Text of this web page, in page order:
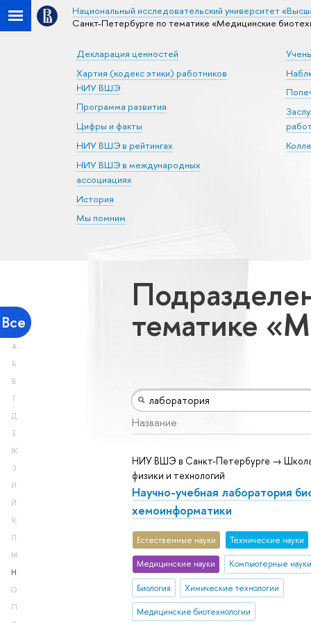
Национальный исследовательский университет
Санкт-Петербурге по тематике «Медицинские
Декларация ценностей
Хартия (кодекс этики) работников
НИУ ВШЭ
Программа развития
Цифры и факты
НИУ ВШЭ в рейтингах
НИУ ВШЭ в международных
ассоциациях
История
Мы помним
Все
А
Б
В
Г
Д
Е
Ж
З
И
Й
К
Л
М
Н
О
П
тематике
Название
НИУ ВШЭ в Санкт-Петербурге →
физики и технологий
Научно-учебная лаборатория
хемоинформатики
Естественные науки Тех­ничес­кие науки
Медицинские науки Компьютерные науки
Биология Химические технологии
Медицинские биотехнологии